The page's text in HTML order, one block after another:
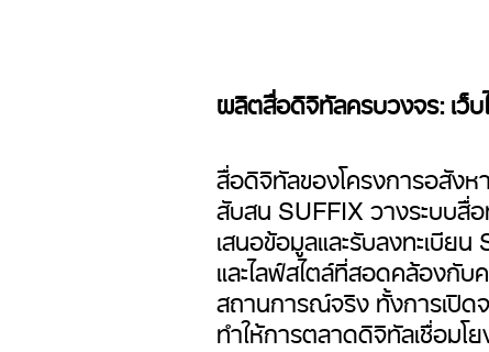
ผลิตสื่อดิจิทัลครบวงจร: เว็
สื่อดิจิทัลของโครงการอสังห
สับสน SUFFIX วางระบบสื่อ
เสนอข้อมูลและรับลงทะเบีย
และไลฟ์สไตล์ที่สอดคล้องกั
สถานการณ์จริง ทั้งการเปิด
ทำให้การตลาดดิจิทัลเชื่อมโ